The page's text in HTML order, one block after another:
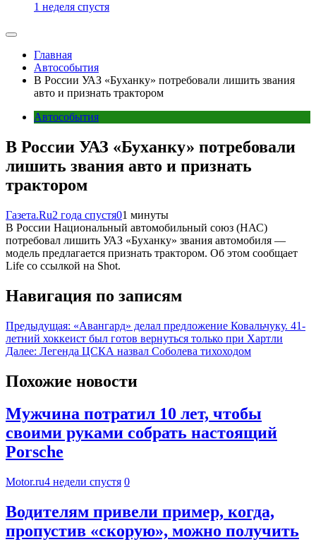
1 неделя спустя
Главная
Автособытия
В России УАЗ «Буханку» потребовали лишить звания
авто и признать трактором
Автособытия
В России УАЗ «Буханку» потребовали
лишить звания авто и признать
трактором
Газета.Ru2 года спустя01 минуты
В России Национальный автомобильный союз (НАС)
потребовал лишить УАЗ «Буханку» звания автомобиля —
модель предлагается признать трактором. Об этом сообщает
Life со ссылкой на Shot.
Навигация по записям
Предыдущая: «Авангард» делал предложение Ковальчуку. 41-
летний хоккеист был готов вернуться только при Хартли
Далее: Легенда ЦСКА назвал Соболева тихоходом
Похожие новости
Мужчина потратил 10 лет, чтобы
своими руками собрать настоящий
Porsche
Motor.ru4 недели спустя 0
Водителям привели пример, когда,
пропустив «скорую», можно получить